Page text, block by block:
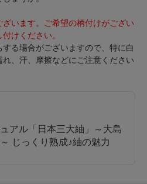
います。ご希望の柄付けがござい
けください。
る場合がございますので、特に白
、汗、摩擦などにご注意ください
アル「日本三大紬」～大島
じっくり熟成♪紬の魅力